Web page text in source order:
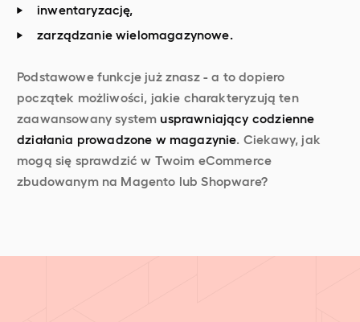
inwentaryzację,
zarządzanie wielomagazynowe.
Podstawowe funkcje już znasz - a to dopiero
początek możliwości, jakie charakteryzują ten
zaawansowany system usprawniający codzienne
działania prowadzone w magazynie. Ciekawy, jak
mogą się sprawdzić w Twoim eCommerce
zbudowanym na Magento lub Shopware?